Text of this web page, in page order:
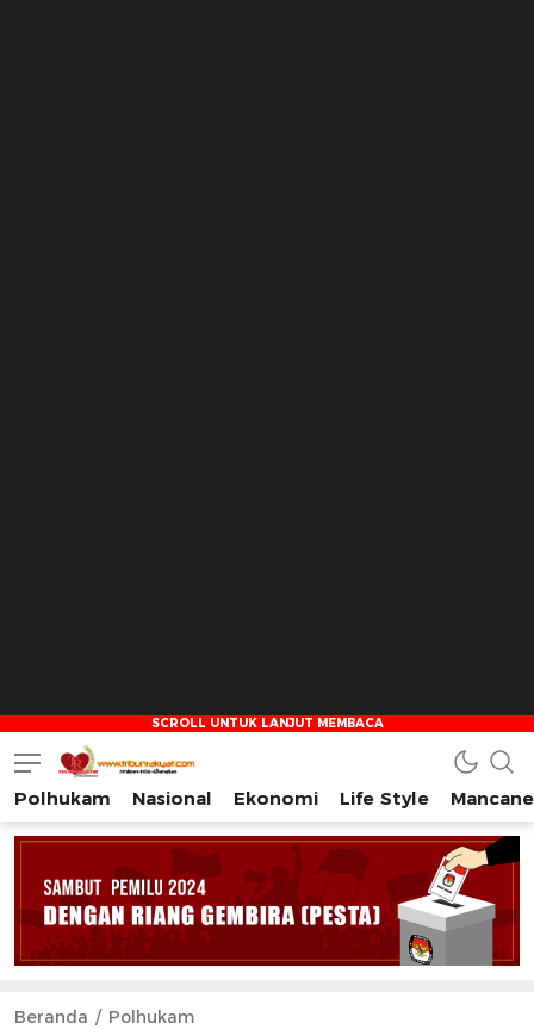
Tribun Rakyat
Tulus – Terdepan – Diharapkan
Polhukam Nasional Ekonomi Life Style
Beranda Polhukam